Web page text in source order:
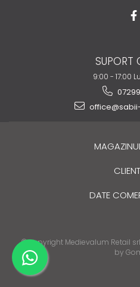
SUPORT
9:00 - 17:00
DATE
©Copyright Medievalum Retail
by